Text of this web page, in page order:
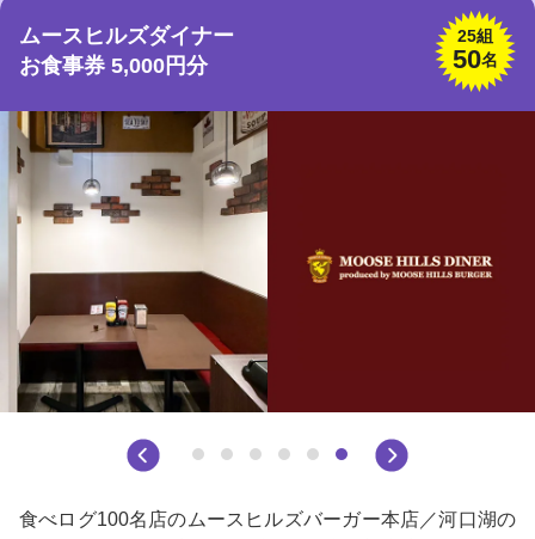
ムースヒルズダイナー
お食事券 5,000円分
25組
50名
食べログ100名店のムースヒルズバーガー本店／河口湖の